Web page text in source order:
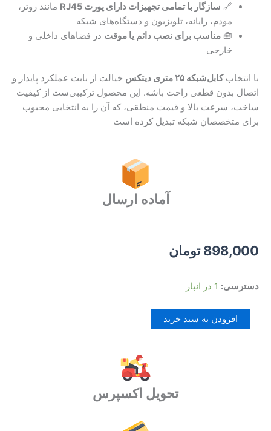
🔗 سازگار با تمامی تجهیزات دارای پورت RJ45
مانند روتر،
مودم، رایانه، تلویزیون و دستگاه‌های شبکه
🧰 مناسب برای نصب دائم یا موقت در فضاهای داخلی و
خارجی
با انتخابکابل‌شبکه ۲۵ متری دیتکس
خیالت از بابت عملکرد پایدار و
اتصال بدون قطعی راحت باشه. این محصول ترکیبی‌ست از کیفیت
ساخت، سرعت بالا و قیمت منطقی، که آن را به انتخابی محبوب
برای متخصصان شبکه تبدیل کرده است
آماده ارسال
898,000 تومان
دسترسی: 1 در انبار
کابل
CAT6
دیتکس
25
افزودن به سبد خرید
تحویل اکسپرس